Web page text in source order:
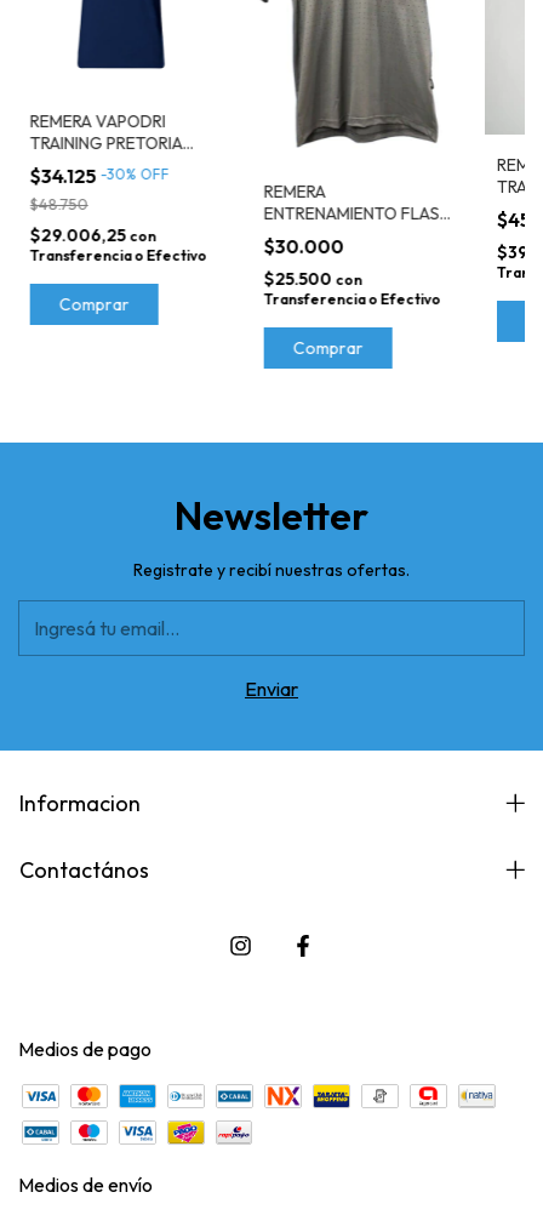
REMERA VAPODRI
TRAINING PRETORIA
AZUL Y ROJO
CANTERBURY
$34.125 -30% OFF
$48.750
$29.006,25 con
Transferencia o Efectivo
Comprar
REMERA
ENTRENAMIENTO FLASH
GRIS
$30.000
$25.500 con
Transferencia o Efectivo
Comprar
AZUL
Newsletter
Registrate y recibí nuestras ofertas.
Informacion
Contactános
Medios de pago
Medios de envío